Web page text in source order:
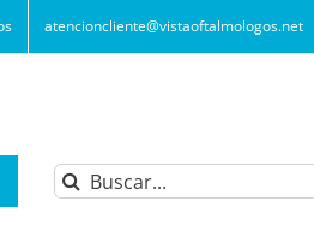
atencioncliente@vistaoftalmologos.net
Buscar: